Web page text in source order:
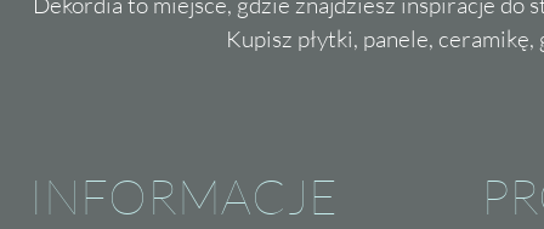
Kupisz płytki, panele,
INFORMACJE